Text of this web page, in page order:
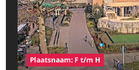
Plaatsnaam: F t/m H